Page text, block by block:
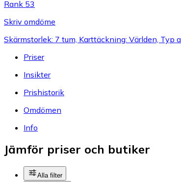
Rank 53
Skriv omdöme
Skärmstorlek: 7 tum, Karttäckning: Världen, Typ
Priser
Insikter
Prishistorik
Omdömen
Info
Jämför priser och butiker
Alla filter